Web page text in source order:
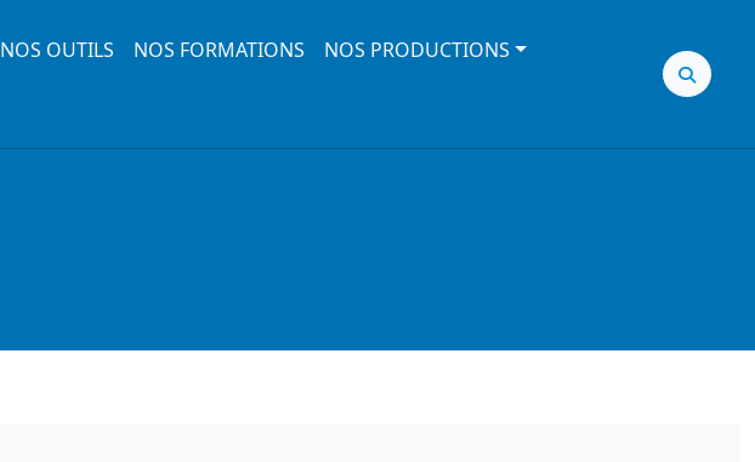
NOS OUTILS NOS FORMATIONS
NOS PRODUCTIONS